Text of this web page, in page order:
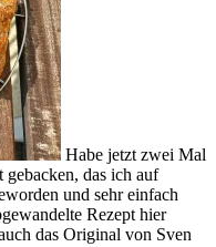
Habe jetzt zwei Mal
gebacken, das ich auf
und sehr einfach
Rezept hier
das Original von Sven